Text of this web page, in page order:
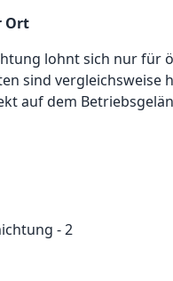
Ort
lohnt sich nur für
sind vergleichsweise
auf dem